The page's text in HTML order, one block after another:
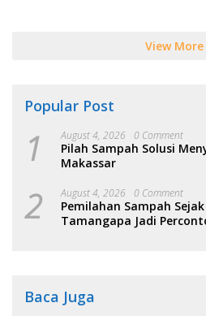
View More
Popular Post
1 August 4, 2026 0 Comment
Pilah Sampah Solusi
Makassar
2 August 4, 2026 0 Comment
Pemilahan Sampah Sejak
Tamangapa Jadi
Baca Juga